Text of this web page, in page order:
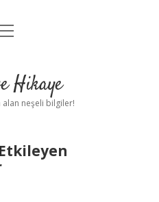
Uyarı
Hikaye
neşeli bilgiler!